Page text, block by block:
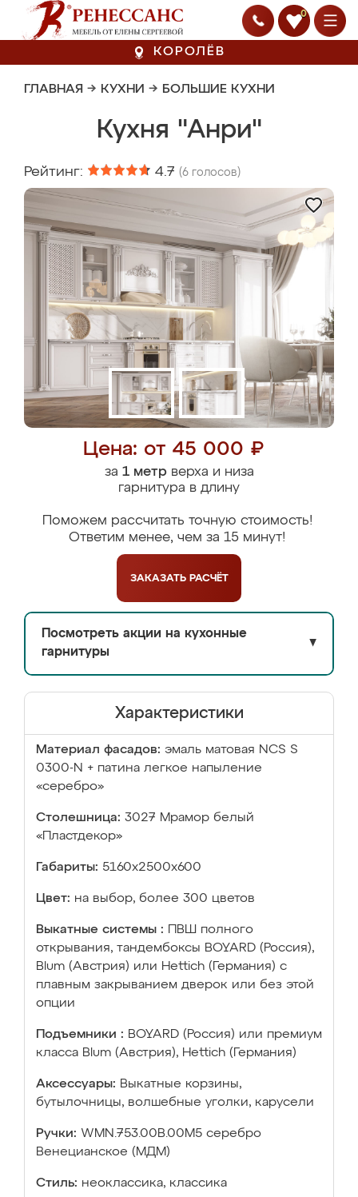
0
КОРОЛЁВ
ГЛАВНАЯ → КУХНИ → БОЛЬШИЕ КУХНИ
Кухня "Анри"
Рейтинг: 4.7 (6 голосов)
Цена: от 45 000 ₽
за 1 метрверха и низа
гарнитура в длину
Поможем рассчитать точную стоимость!
Ответим менее, чем за 15 минут!
ЗАКАЗАТЬ РАСЧЁТ
Посмотреть акции на кухонные
гарнитуры
▼
Характеристики
Материал фасадов: эмаль матовая NCS S
0300-N + патина легкое напыление
«серебро»
Столешница: 3027 Мрамор белый
«Пластдекор»
Габариты: 5160х2500х600
Цвет: на выбор, более 300 цветов
Выкатные системы :
ПВШ полного
открывания, тандембоксы BOYARD (Россия),
Blum (Австрия) или Hettich (Германия) с
плавным закрыванием дверок или без этой
опции
Подъемники : BOYARD (Россия) или премиум
класса Blum (Австрия), Hettich (Германия)
Аксессуары: Выкатные корзины,
бутылочницы, волшебные уголки, карусели
Ручки: WMN.753.00B.00M5 серебро
Венецианское (МДМ)
Стиль: неоклассика, классика